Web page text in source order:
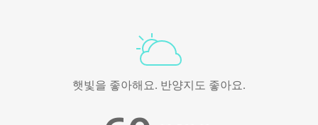
햇빛을 좋아해요. 반양지도 좋아요.